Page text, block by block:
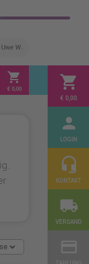
Uwe W.
shopping_cart
€ 0,00
person
LOGIN
headset_mic
KONTAKT
local_shipping
VERSAND
shopping_cart
€ 0,00